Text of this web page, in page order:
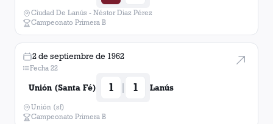
Ciudad De Lanús - Néstor Diaz Pérez
Campeonato Primera B
2 de septiembre de 1962
Fecha 22
Unión (Santa Fé) 1 | 1 Lanús
Unión (sf)
Campeonato Primera B